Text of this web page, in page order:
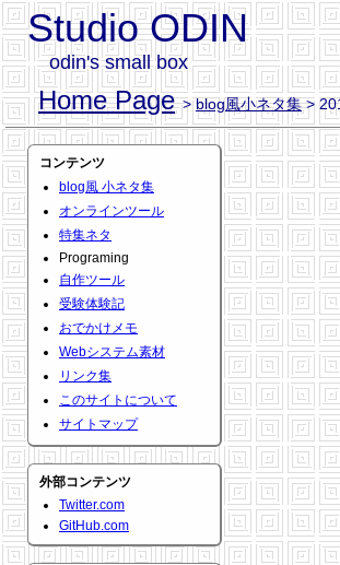
Studio ODIN
odin's small box
Home Page >blog風小ネタ集>
コンテンツ
blog風 小ネタ集
オンラインツール
特集ネタ
Programing
自作ツール
受験体験記
おでかけメモ
Webシステム素材
リンク集
このサイトについて
サイトマップ
外部コンテンツ
Twitter.com
GitHub.com